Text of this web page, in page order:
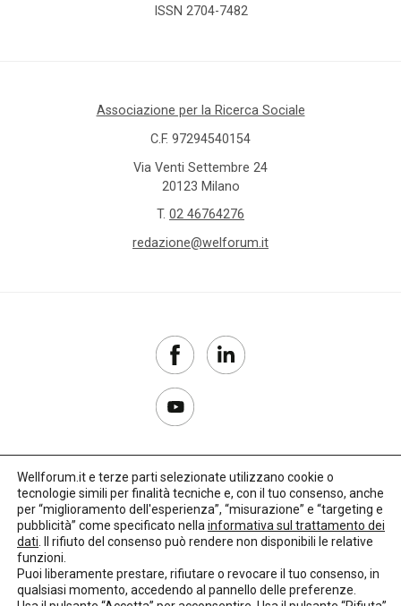
ISSN 2704-7482
Associazione per la Ricerca Sociale
C.F. 97294540154
Via Venti Settembre 24
20123 Milano
T. 02 46764276
redazione@welforum.it
Copyright 2017–2026
Privacy Policy
Credits: LO Studio
Wellforum.it e terze parti selezionate utilizzano cookie o
tecnologie simili per finalità tecniche e, con il tuo consenso, anche
per “miglioramento dell'esperienza”, “misurazione” e “targeting e
pubblicità” come specificato nella informativa sul trattamento dei
dati . Il rifiuto del consenso può rendere non disponibili le relative
funzioni.
Puoi liberamente prestare, rifiutare o revocare il tuo consenso, in
qualsiasi momento, accedendo al pannello delle preferenze.